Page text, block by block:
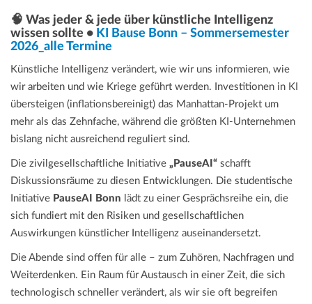
🧠 Was jeder & jede über künstliche Intelligenz
wissen sollte • KI Bause Bonn – Sommersemester
2026_alle Termine
Künstliche Intelligenz verändert, wie wir uns informieren, wie
wir arbeiten und wie Kriege geführt werden. Investitionen in KI
übersteigen (inflationsbereinigt) das Manhattan-Projekt um
mehr als das Zehnfache, während die größten KI-Unternehmen
bislang nicht ausreichend reguliert sind.
Die zivilgesellschaftliche Initiative „PauseAI“ schafft
Diskussionsräume zu diesen Entwicklungen. Die studentische
Initiative PauseAI Bonn lädt zu einer Gesprächsreihe ein, die
sich fundiert mit den Risiken und gesellschaftlichen
Auswirkungen künstlicher Intelligenz auseinandersetzt.
Die Abende sind offen für alle – zum Zuhören, Nachfragen und
Weiterdenken. Ein Raum für Austausch in einer Zeit, die sich
technologisch schneller verändert, als wir sie oft begreifen